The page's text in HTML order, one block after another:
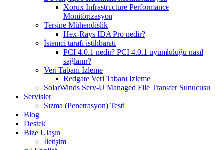
Xorux Infrastructure Performance
Monitörizasyon
Tersine Mühendislik
Hex-Rays IDA Pro nedir?
İstemci tarafı istihbaratı
PCI 4.0.1 nedir? PCI 4.0.1 uyumluluğu nasıl
sağlanır?
Veri Tabanı İzleme
Redgate Veri Tabanı İzleme
SolarWinds Serv-U Managed File Transfer Sunucusu
Servisler
Sızma (Penetrasyon) Testi
Blog
Destek
Bize Ulaşın
İletişim